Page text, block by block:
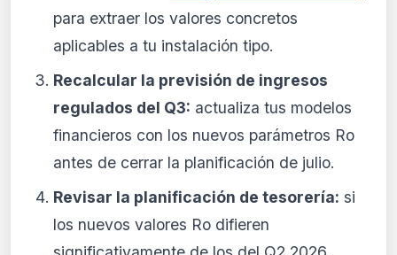
para extraer los valores concretos
aplicables a tu instalación tipo.
Recalcular la previsión de ingresos
regulados del Q3: actualiza tus modelos
financieros con los nuevos parámetros Ro
antes de cerrar la planificación de julio.
Revisar la planificación de tesorería: si
los nuevos valores Ro difieren